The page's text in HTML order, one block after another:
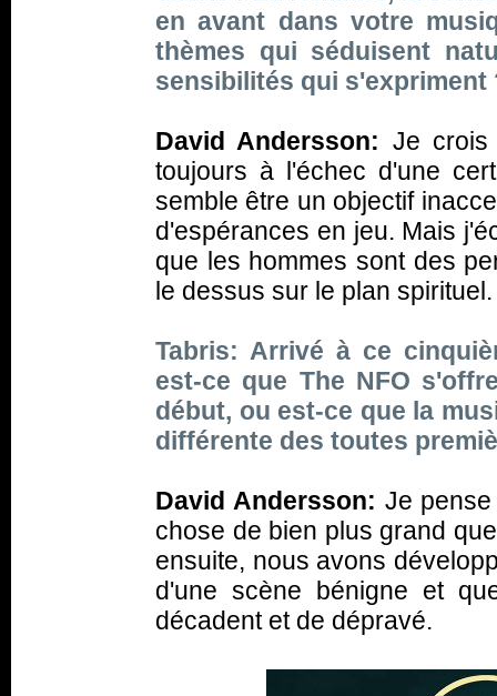
en avant dans votre
thèmes qui séduisent
sensibilités qui s'expriment
David Andersson: Je crois
toujours à l'échec d'une
semble être un objectif
d'espérances en jeu. Mais
que les hommes sont des
le dessus sur le plan spirituel.
Tabris: Arrivé à ce
est-ce que The NFO
début, ou est-ce que la
différente des toutes
David Andersson: Je
chose de bien plus grand
ensuite, nous avons
d'une scène bénigne et
décadent et de dépravé.